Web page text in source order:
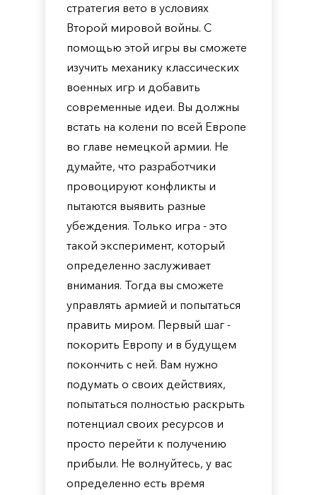
стратегия вето в условиях
Второй мировой войны. С
помощью этой игры вы сможете
изучить механику классических
военных игр и добавить
современные идеи. Вы должны
встать на колени по всей Европе
во главе немецкой армии. Не
думайте, что разработчики
провоцируют конфликты и
пытаются выявить разные
убеждения. Только игра - это
такой эксперимент, который
определенно заслуживает
внимания. Тогда вы сможете
управлять армией и попытаться
править миром. Первый шаг -
покорить Европу и в будущем
покончить с ней. Вам нужно
подумать о своих действиях,
попытаться полностью раскрыть
потенциал своих ресурсов и
просто перейти к получению
прибыли. Не волнуйтесь, у вас
определенно есть время